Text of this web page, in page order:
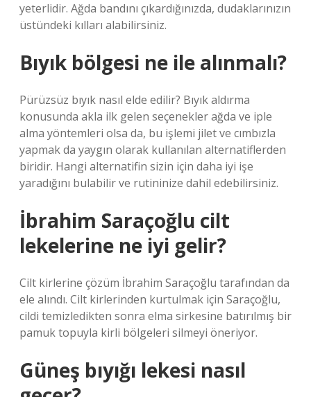
yeterlidir. Ağda bandını çıkardığınızda, dudaklarınızın
üstündeki kılları alabilirsiniz.
Bıyık bölgesi ne ile alınmalı?
Pürüzsüz bıyık nasıl elde edilir? Bıyık aldırma
konusunda akla ilk gelen seçenekler ağda ve iple
alma yöntemleri olsa da, bu işlemi jilet ve cımbızla
yapmak da yaygın olarak kullanılan alternatiflerden
biridir. Hangi alternatifin sizin için daha iyi işe
yaradığını bulabilir ve rutininize dahil edebilirsiniz.
İbrahim Saraçoğlu cilt
lekelerine ne iyi gelir?
Cilt kirlerine çözüm İbrahim Saraçoğlu tarafından da
ele alındı. Cilt kirlerinden kurtulmak için Saraçoğlu,
cildi temizledikten sonra elma sirkesine batırılmış bir
pamuk topuyla kirli bölgeleri silmeyi öneriyor.
Güneş bıyığı lekesi nasıl